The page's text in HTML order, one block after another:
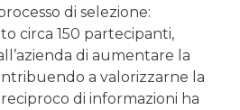
di selezione:
circa 150 partecipanti,
di aumentare la
a valorizzarne la
di informazioni ha